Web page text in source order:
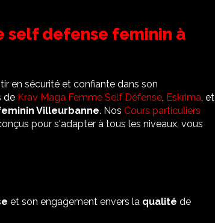
self defense feminin à
en sécurité et confiante dans son
de Krav Maga Femme Self Défense, Eskrima, et
Villeurbanne. Nos Cours particuliers
pour s'adapter à tous les niveaux, vous
et son engagement envers la qualité de